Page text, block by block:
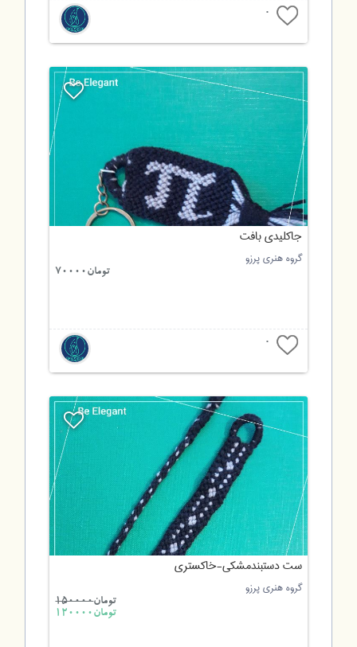
0
جاکلیدی بافت
گروه هنری پرزو
تومان70000
0
ست دستبندمشکی-خاکستری
گروه هنری پرزو
تومان150000
تومان120000